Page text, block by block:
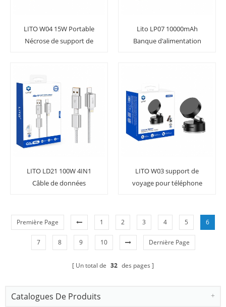
LITO W04 15W Portable
Nécrose de support de
Chargeur de support de
téléphone mobile
Lito LP07 10000mAh
Banque d'alimentation
affichage
LITO LD21 100W 4IN1
Câble de données
LITO W03 support de
voyage pour téléphone
Première Page 1 2 3 4 5 6
7 8 9 10 Dernière Page
Un total de 32 des pages
Catalogues De Produits